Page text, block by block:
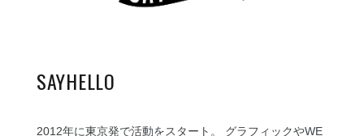
SAYHELLO
2012年に東京発で活動をスタート。 グラフィックやWE